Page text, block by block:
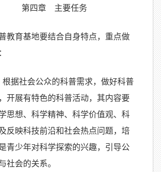
第四章 主要任务
教育基地要结合自身特点，重点做
据社会公众的科普需求，做好科普
开展有特色的科普活动，其内容要
思想、科学精神、科学价值观、科
反映科技前沿和社会热点问题，培
青少年对科学探索的兴趣，引导公
社会的关系。